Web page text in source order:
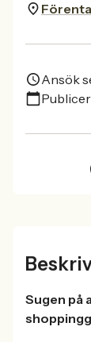
Ansök
Sugen på